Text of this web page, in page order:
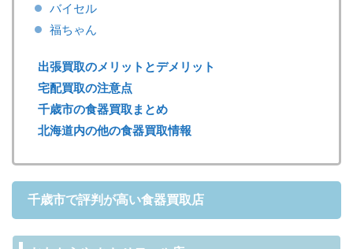
バイセル
福ちゃん
出張買取のメリットとデメリット
宅配買取の注意点
千歳市の食器買取まとめ
北海道内の他の食器買取情報
千歳市で評判が高い食器買取店